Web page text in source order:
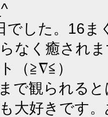
でした。16ま
なく癒され
（≧∇≦）
で観られる
大好きです